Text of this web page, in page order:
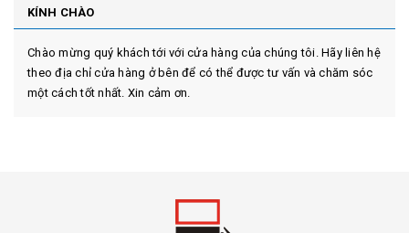
KÍNH CHÀO
Chào mừng quý khách tới với cửa hàng của chúng tôi. Hãy liên hệ
theo địa chỉ cửa hàng ở bên để có thể được tư vấn và chăm sóc
một cách tốt nhất. Xin cảm ơn.